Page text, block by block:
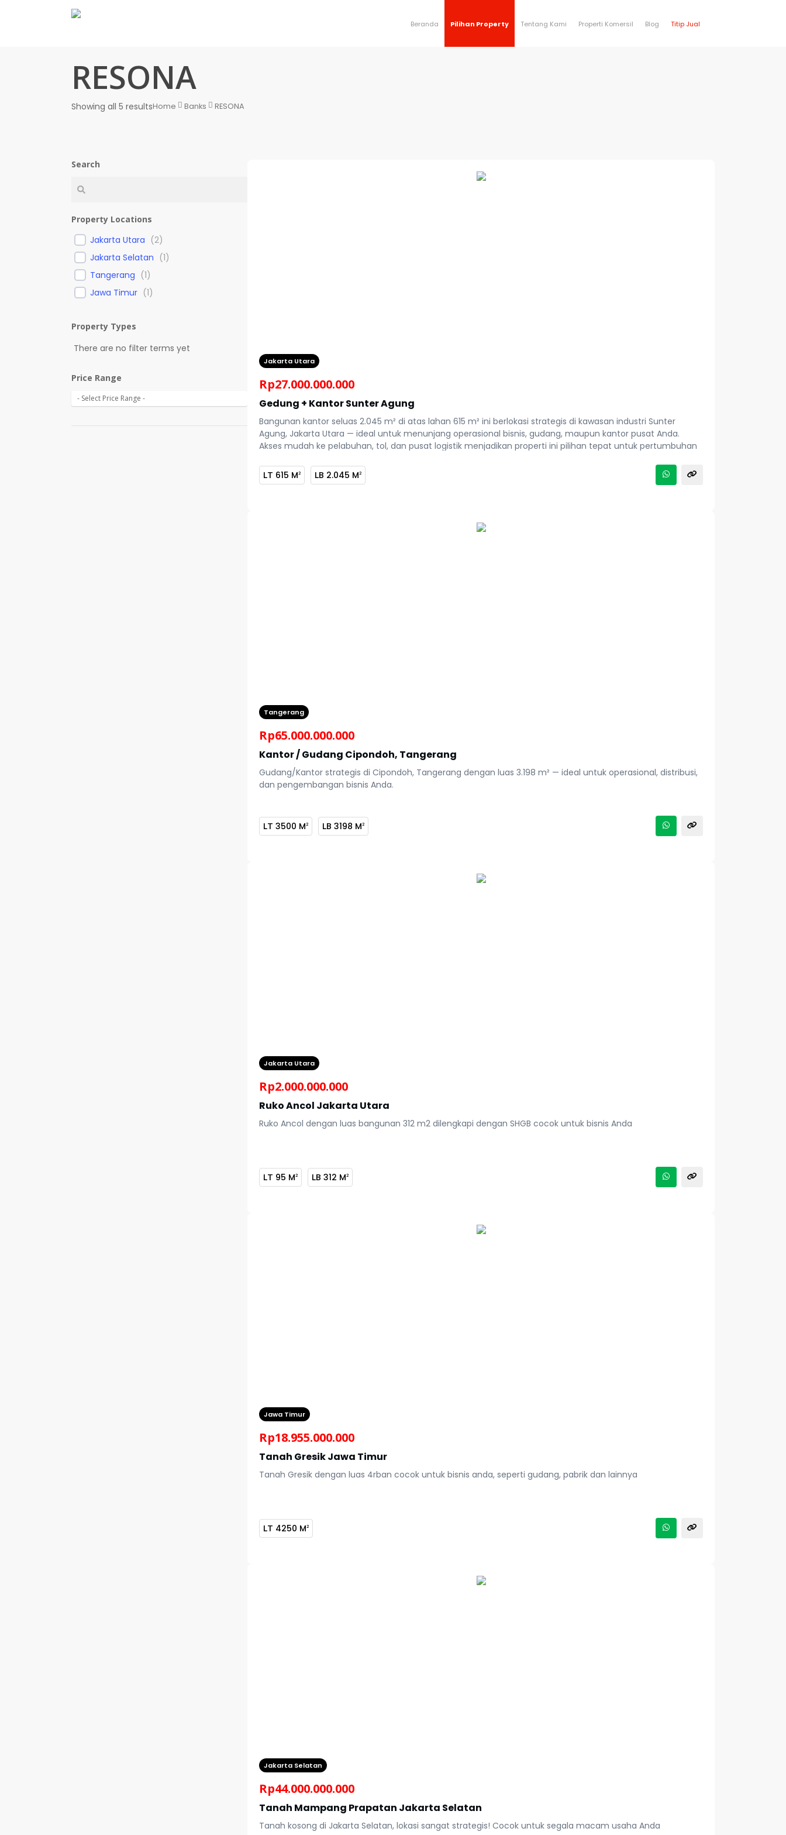
Beranda Pilihan Property Tentang Kami Properti Komersil Blog Titip Jual
RESONA
Showing all 5 resultsHome Banks RESONA
Search
Property Locations
Jakarta Utara (2)
Jakarta Selatan (1)
Tangerang (1)
Jawa Timur (1)
Property Types
There are no filter terms yet
Price Range
Jakarta Utara
Rp27.000.000.000
Gedung + Kantor Sunter Agung
Bangunan kantor seluas 2.045 m² di atas lahan 615 m² ini berlokasi strategis di kawasan industri Sunter
Agung, Jakarta Utara — ideal untuk menunjang operasional bisnis, gudang, maupun kantor pusat Anda.
Akses mudah ke pelabuhan, tol, dan pusat logistik menjadikan properti ini pilihan tepat untuk pertumbuhan
LT 615 M2 LB 2.045 M2
Tangerang
Rp65.000.000.000
Kantor / Gudang Cipondoh, Tangerang
Gudang/Kantor strategis di Cipondoh, Tangerang dengan luas 3.198 m² — ideal untuk operasional, distribusi,
dan pengembangan bisnis Anda.
LT 3500 M2 LB 3198 M2
Jakarta Utara
Rp2.000.000.000
Ruko Ancol Jakarta Utara
Ruko Ancol dengan luas bangunan312 m2 dilengkapi dengan SHGB cocok untuk bisnis Anda
LT 95 M2 LB 312 M2
Jawa Timur
Rp18.955.000.000
Tanah Gresik Jawa Timur
Tanah Gresik dengan luas 4rban cocok untuk bisnis anda, seperti gudang, pabrik dan lainnya
LT 4250 M2
Jakarta Selatan
Rp44.000.000.000
Tanah Mampang Prapatan Jakarta Selatan
Tanah kosong di Jakarta Selatan, lokasi sangat strategis! Cocok untuk segala macam usaha Anda